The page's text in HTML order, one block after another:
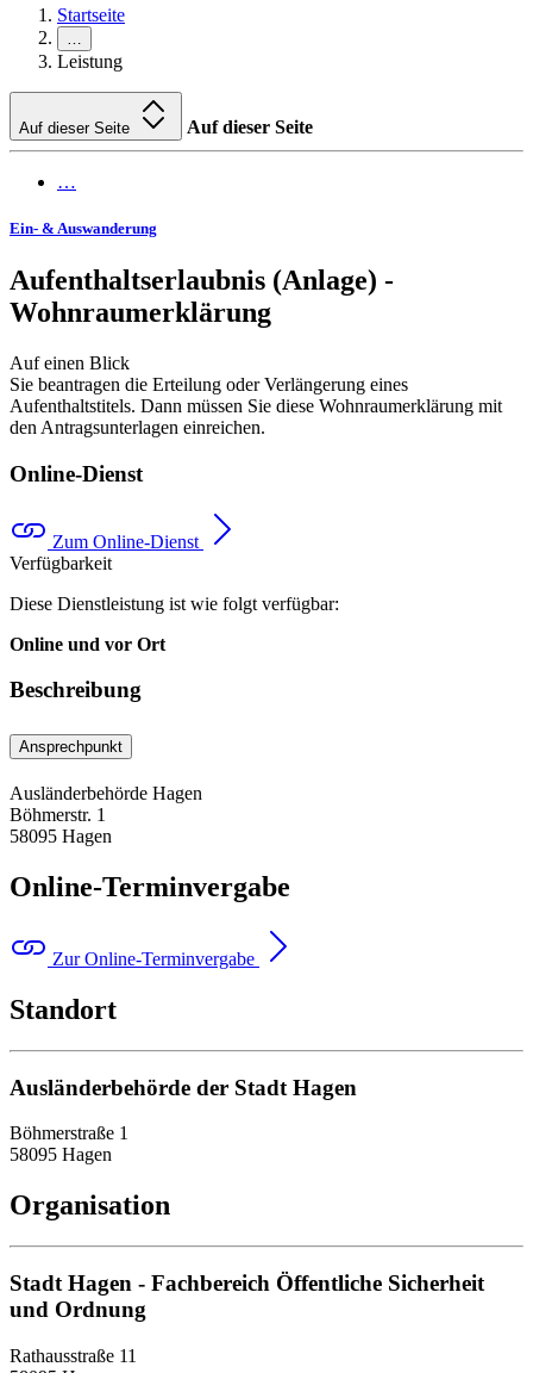
Startseite
…
Leistung
Auf dieser Seite Auf dieser Seite
…
Ein- & Auswanderung
Aufenthaltserlaubnis (Anlage) -
Wohnraumerklärung
Auf einen Blick
Sie beantragen die Erteilung oder Verlängerung eines
Aufenthaltstitels. Dann müssen Sie diese Wohnraumerklärung mit
den Antragsunterlagen einreichen.
Online-Dienst
Zum Online-Dienst
Verfügbarkeit
Diese Dienstleistung ist wie folgt verfügbar:
Online und vor Ort
Beschreibung
Ansprechpunkt
Ausländerbehörde Hagen
Böhmerstr. 1
58095 Hagen
Online-Terminvergabe
Zur Online-Terminvergabe
Standort
Ausländerbehörde der Stadt Hagen
Böhmerstraße 1
58095 Hagen
Organisation
Stadt Hagen - Fachbereich Öffentliche Sicherheit
und Ordnung
Rathausstraße 11